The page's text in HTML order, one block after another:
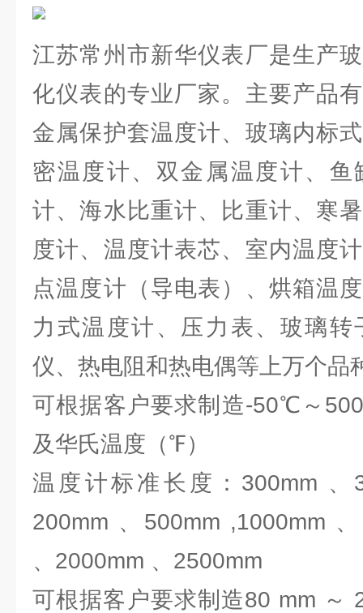
江苏常州市新华仪表厂是生产
化仪表的专业厂家。主要产品
金属保护套温度计、玻璃内标
密温度计、双金属温度计、
计、海水比重计、比重计、寒
度计、温度计表芯、室内温度
点温度计（导电表）、烘箱温
力式温度计、压力表、玻璃
仪、热电阻和热电偶等上万个
可根据客户要求制造-50℃～
及华氏温度（℉）
温度计标准长度：300mm 、
200mm 、500mm ,1000mm
、2000mm 、2500mm
可根据客户要求制造80 mm ～